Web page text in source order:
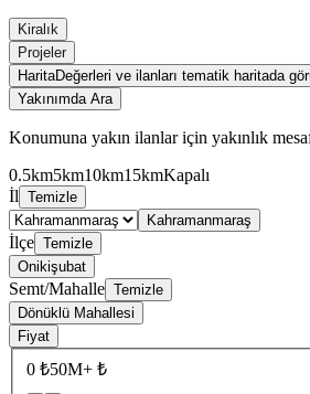
Kiralık
Projeler
HaritaDeğerleri ve ilanları tematik haritada
Yakınımda Ara
Konumuna yakın ilanlar için yakınlık
0.5km5km10km15kmKapalı
İl Temizle
Kahramanmaraş
İlçe Temizle
Onikişubat
Semt/Mahalle Temizle
Dönüklü Mahallesi
Fiyat
0 ₺50M+ ₺